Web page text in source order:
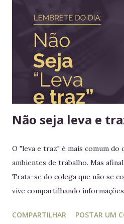
territórios alheios, mas nenhum
ponto de cruzar um oceano
lado do mundo. Embora os
imensas em diversos
nenhum rei havia colocado os
ultramarinos para uma simples...
Não seja leva e
O "leva e traz" é mais comum do
ambientes de trabalho. Mas
Trata-se do colega que não se
vive compartilhando
prática, ele manipula e
COMPARTILHAR POSTAR UM